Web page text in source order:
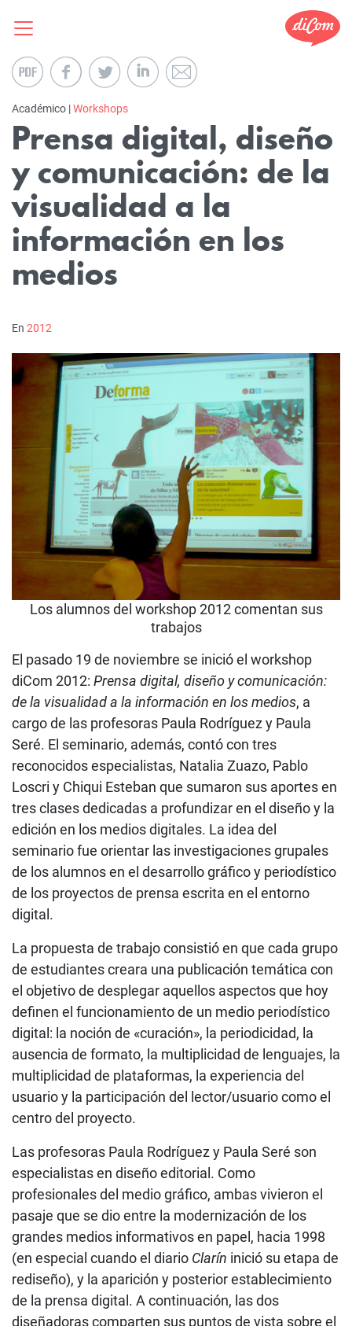
Académico |Workshops
Prensa digital, diseño
y comunicación: de la
visualidad a la
información en los
medios
En 2012
Los alumnos del workshop 2012 comentan sus
trabajos
El pasado 19 de noviembre se inició el workshop
diCom 2012: Prensa digital, diseño y comunicación:
de la visualidad a la información en los medios, a
cargo de las profesoras Paula Rodríguez y Paula
Seré. El seminario, además, contó con tres
reconocidos especialistas, Natalia Zuazo, Pablo
Loscri y Chiqui Esteban que sumaron sus aportes en
tres clases dedicadas a profundizar en el diseño y la
edición en los medios digitales. La idea del
seminario fue orientar las investigaciones grupales
de los alumnos en el desarrollo gráfico y periodístico
de los proyectos de prensa escrita en el entorno
digital.
La propuesta de trabajo consistió en que cada grupo
de estudiantes creara una publicación temática con
el objetivo de desplegar aquellos aspectos que hoy
definen el funcionamiento de un medio periodístico
digital: la noción de «curación», la periodicidad, la
ausencia de formato, la multiplicidad de lenguajes, la
multiplicidad de plataformas, la experiencia del
usuario y la participación del lector/usuario como el
centro del proyecto.
Las profesoras Paula Rodríguez y Paula Seré son
especialistas en diseño editorial. Como
profesionales del medio gráfico, ambas vivieron el
pasaje que se dio entre la modernización de los
grandes medios informativos en papel, hacia 1998
(en especial cuando el diario Clarín inició su etapa de
rediseño), y la aparición y posterior establecimiento
de la prensa digital. A continuación, las dos
diseñadoras comparten sus puntos de vista sobre el